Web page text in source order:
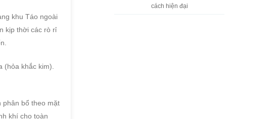
khu Táo ngoài
kịp thời các rò rỉ
khắc kim).
phân bổ theo mặt
khí cho toàn
cách hiện đại